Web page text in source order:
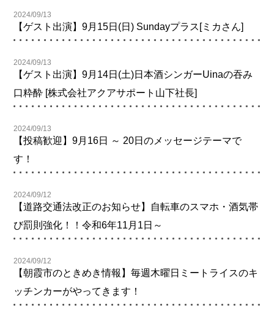
2024/09/13
【ゲスト出演】9月15日(日) Sundayプラス[ミカさん]
2024/09/13
【ゲスト出演】9月14日(土)日本酒シンガーUinaの吞み
口粋酔 [株式会社アクアサポート山下社長]
2024/09/13
【投稿歓迎】9月16日 ～ 20日のメッセージテーマで
す！
2024/09/12
【道路交通法改正のお知らせ】自転車のスマホ・酒気帯
び罰則強化！！令和6年11月1日～
2024/09/12
【朝霞市のときめき情報】毎週木曜日ミートライスのキ
ッチンカーがやってきます！